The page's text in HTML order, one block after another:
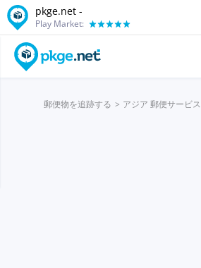
pkge.net -
Play Market:
郵便物を追跡する アジア 郵便サービス